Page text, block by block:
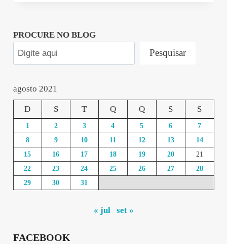
PROCURE NO BLOG
Pesquisar
agosto 2021
D S T Q Q S S
1 2 3 4 5 6
7
8
9 10 11 12 13
14
15
16 17 18 19 20
21
22
23 24 25 26 27
28
29
30 31
« jul set »
FACEBOOK